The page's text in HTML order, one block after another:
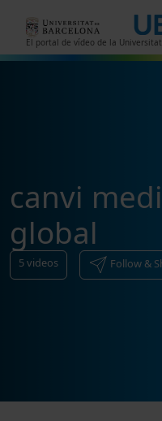
El portal de vídeo de la
canvi
global
5videos Follow &